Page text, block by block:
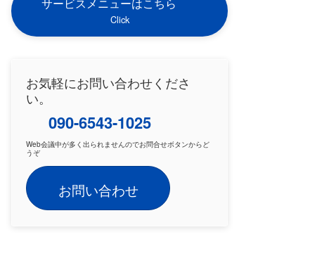
Click
お気軽にお問い合わせくださ
い。
090-6543-1025
Web会議中が多く出られませんのでお問合せボタンからど
うぞ
お問い合わせ